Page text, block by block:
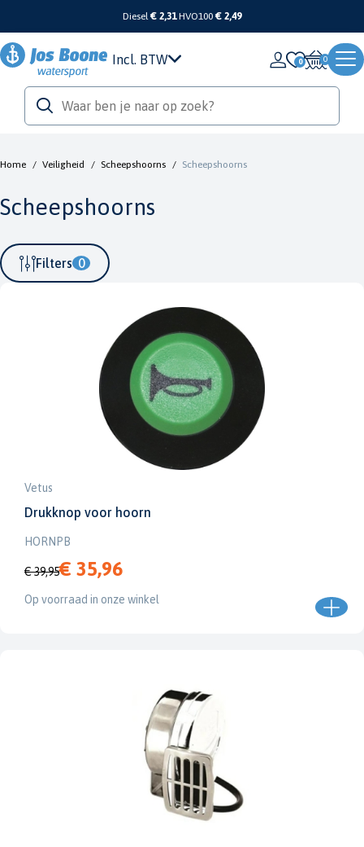
Diesel€ 2,31 HVO100 € 2,49
Incl. BTW 0
Home / Veiligheid / Scheepshoorns / Scheepshoorns
Scheepshoorns
Filters 0
Vetus
Drukknop voor hoorn
HORNPB
€ 39,95€ 35,96
Op voorraad in onze winkel